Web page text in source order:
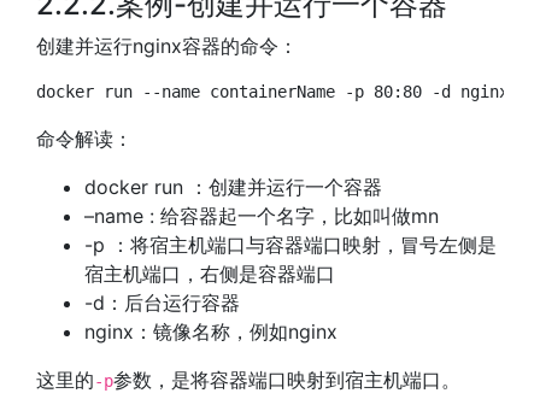
创建并运行nginx容器的命令：
docker run --name containerName -p 80:80 -d
命令解读：
docker run ：创建并运行一个容器
–name : 给容器起一个名字，比如叫做mn
-p ：将宿主机端口与容器端口映射，冒号左侧是
宿主机端口，右侧是容器端口
-d：后台运行容器
nginx：镜像名称，例如nginx
这里的-p参数，是将容器端口映射到宿主机端口。